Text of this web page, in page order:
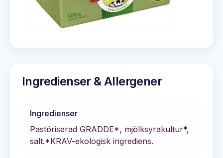
Ingredienser & Allergener
Ingredienser
Pastöriserad GRÄDDE*, mjölksyrakultur*,
salt.*KRAV-ekologisk ingrediens.